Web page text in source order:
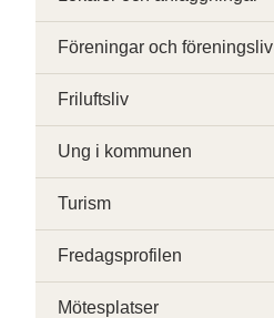
Föreningar och föreningsliv
Friluftsliv
Ung i kommunen
Turism
Fredagsprofilen
Mötesplatser